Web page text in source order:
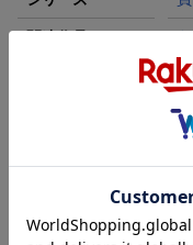
対象年齢